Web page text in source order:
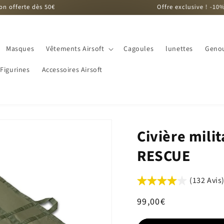
Offre exclusive ! -10% sur la
Masques Vêtements Airsoft Cagoules lunettes
Figurines Accessoires Airsoft
Civière
RESCUE
(132 Avis)
Prix
99,00€